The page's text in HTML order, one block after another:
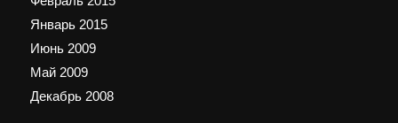
Январь 2015
Июнь 2009
Май 2009
Декабрь 2008